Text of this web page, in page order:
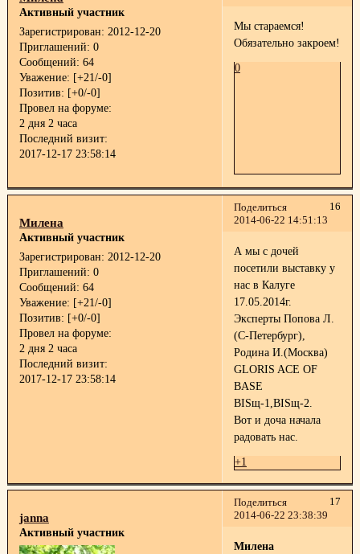
Активный участник
Зарегистрирован: 2012-12-20
Приглашений: 0
Сообщений: 64
Уважение: [+21/-0]
Позитив: [+0/-0]
Провел на форуме:
2 дня 2 часа
Последний визит:
2017-12-17 23:58:14
Мы стараемся!
Обязательно закроем!
0
Поделиться
16
2014-06-22 14:51:13
Милена
Активный участник
Зарегистрирован: 2012-12-20
Приглашений: 0
Сообщений: 64
Уважение: [+21/-0]
Позитив: [+0/-0]
Провел на форуме:
2 дня 2 часа
Последний визит:
2017-12-17 23:58:14
А мы с дочей
посетили выставку у
нас в Калуге
17.05.2014г.
Эксперты Попова Л.
(С-Петербург),
Родина И.(Москва)
GLORIS ACE OF
BASE
BISщ-1,BISщ-2.
Вот и доча начала
радовать нас.
+1
Поделиться
17
2014-06-22 23:38:39
janna
Активный участник
Милена